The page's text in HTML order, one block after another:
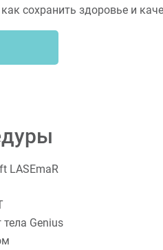
сохранить здоровье и
LASEmaR
Genius